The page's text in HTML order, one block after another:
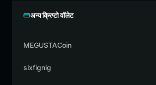
अन्य क्रिप्टो वॉलेट
MEGUSTACoin
sixfignig